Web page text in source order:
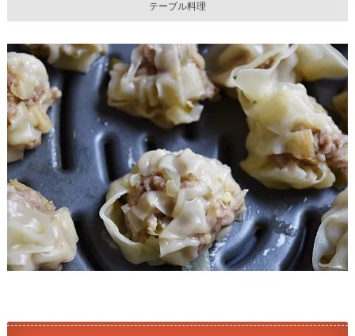
テーブル料理